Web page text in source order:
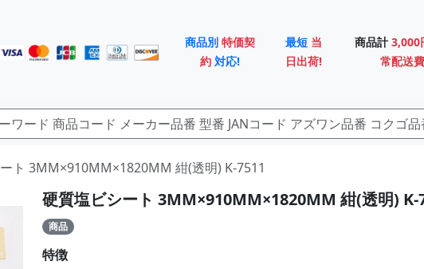
商品別 特価契
約 対応!
最短 当
日出荷!
商品計 3,000
常配送
ト 3MM×910MM×1820MM 紺(透明) K-7511
硬質塩ビシート 3MM×910MM×1820MM 紺(透明) K-
商品
特徴